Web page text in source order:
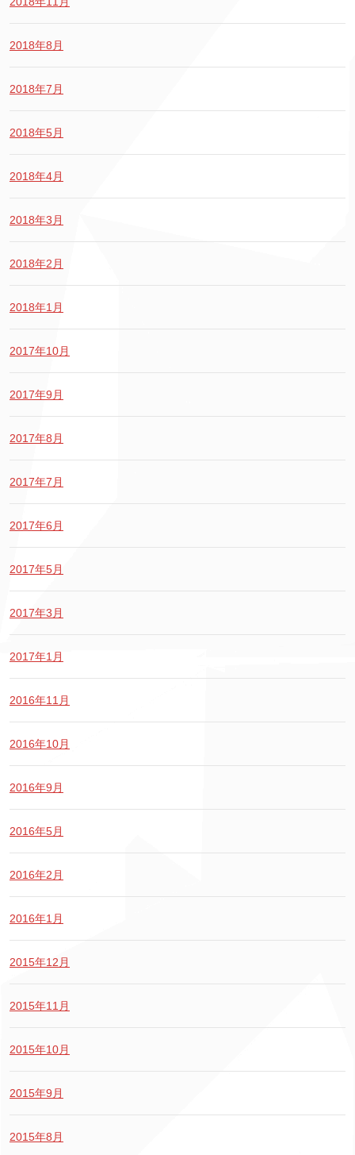
2018年8月
2018年7月
2018年5月
2018年4月
2018年3月
2018年2月
2018年1月
2017年10月
2017年9月
2017年8月
2017年7月
2017年6月
2017年5月
2017年3月
2017年1月
2016年11月
2016年10月
2016年9月
2016年5月
2016年2月
2016年1月
2015年12月
2015年11月
2015年10月
2015年9月
2015年8月